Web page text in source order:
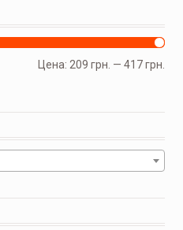
Цена: 209 грн. —417 грн.